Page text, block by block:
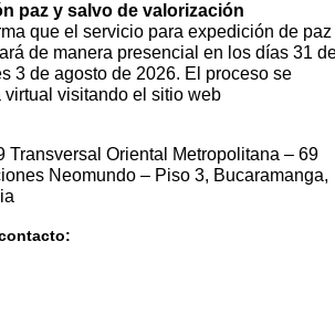
paz y salvo de valorización
que el servicio para expedición de paz
de manera presencial en los días 31
3 de agosto de 2026. El proceso se
virtual visitando el sitio web
Transversal Oriental Metropolitana – 69
Neomundo – Piso 3, Bucaramanga,